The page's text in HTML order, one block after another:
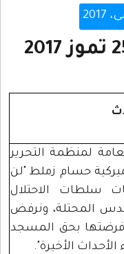
لمنظمة التحرير
حسام زملط "لن
سلطات الاحتلال
المحتلة، ونرفض
فرضتها بحق المسجد
الأخيرة".